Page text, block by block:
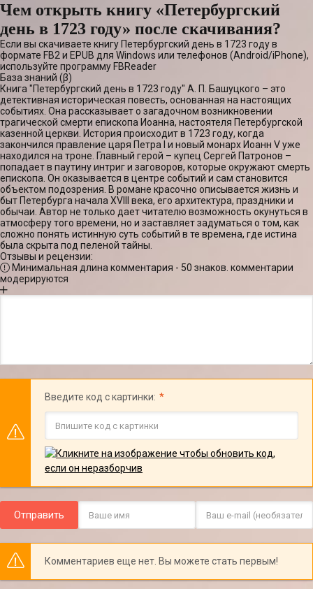
Чем открыть книгу «Петербургский
день в 1723 году» после скачивания?
Если вы скачиваете книгу Петербургский день в 1723 году в
формате FB2 и EPUB для Windows или телефонов (Android/iPhone),
используйте программу FBReader
База знаний (β)
Книга "Петербургский день в 1723 году" А. П. Башуцкого – это
детективная историческая повесть, основанная на настоящих
событиях. Она рассказывает о загадочном возникновении
трагической смерти епископа Иоанна, настоятеля Петербургской
казенной церкви. История происходит в 1723 году, когда
закончился правление царя Петра I и новый монарх Иоанн V уже
находился на троне. Главный герой – купец Сергей Патронов –
попадает в паутину интриг и заговоров, которые окружают смерть
епископа. Он оказывается в центре событий и сам становится
объектом подозрения. В романе красочно описывается жизнь и
быт Петербурга начала XVIII века, его архитектура, праздники и
обычаи. Автор не только дает читателю возможность окунуться в
атмосферу того времени, но и заставляет задуматься о том, как
сложно понять истинную суть событий в те времена, где истина
была скрыта под пеленой тайны.
Отзывы и рецензии:
Минимальная длина комментария - 50 знаков. комментарии
модерируются
Введите код с картинки:
Отправить
Комментариев еще нет. Вы можете стать первым!